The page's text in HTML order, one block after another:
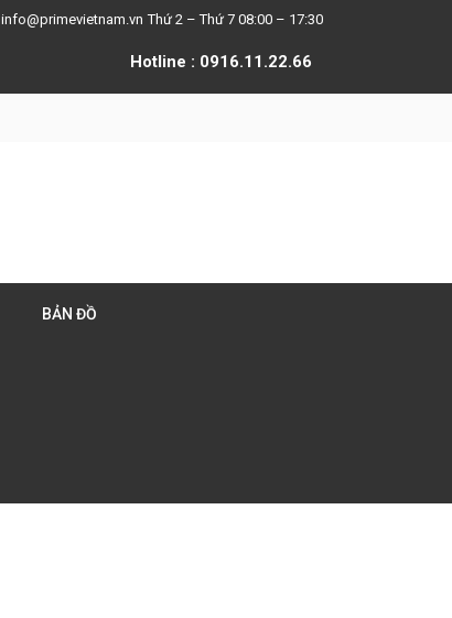
info@primevietnam.vn Thứ 2 – Thứ 7 08:00 – 17:30
Hotline : 0916.11.22.66
BẢN ĐỒ